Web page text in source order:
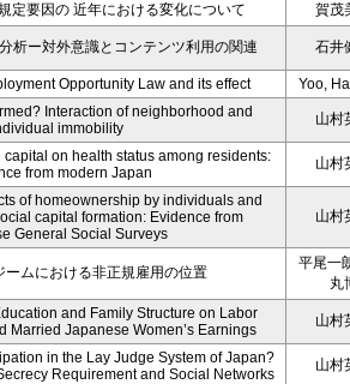
定要因の 近年における変化について 賀茂
析ー対外意識とコンテンツ利用の関連 石井
Opportunity Law and its effect
Yoo,
Interaction of neighborhood and
immobility
山村
capital on health status among residents:
from modern Japan
山村
of homeownership by individuals and
capital formation: Evidence from
General Social Surveys
山村
ームにおける非正規雇用の位置
平尾一
丸
and Family Structure on Labor
Married Japanese Women’s Earnings
山村
in the Lay Judge System of Japan?
Requirement and Social Networks
山村